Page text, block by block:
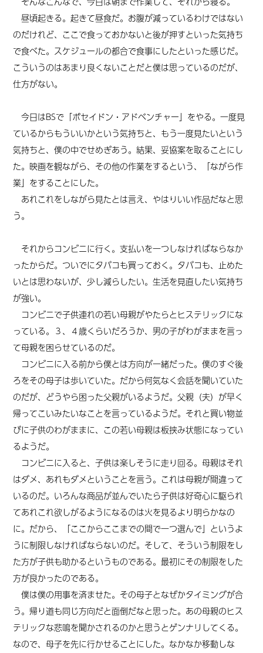
昼頃起きる。起きて昼食だ。お腹が減っているわけではない
のだけれど、ここで食っておかないと後が押すといった気持ち
で食べた。スケジュールの都合で食事にしたといった感じだ。
こういうのはあまり良くないことだと僕は思っているのだが、
仕方がない。
今日はBSで「ポセイドン・アドベンチャー」をやる。一度見
ているからもういいかという気持ちと、もう一度見たいという
気持ちと、僕の中でせめぎあう。結果、妥協案を取ることにし
た。映画を観ながら、その他の作業をするという、「ながら作
業」をすることにした。
あれこれをしながら見たとは言え、やはりいい作品だなと思
う。
それからコンビニに行く。支払いを一つしなければならなか
ったからだ。ついでにタバコも買っておく。タバコも、止めた
いとは思わないが、少し減らしたい。生活を見直したい気持ち
が強い。
コンビニで子供連れの若い母親がやたらとヒステリックにな
っている。３、４歳くらいだろうか、男の子がわがままを言っ
て母親を困らせているのだ。
コンビニに入る前から僕とは方向が一緒だった。僕のすぐ後
ろをその母子は歩いていた。だから何気なく会話を聞いていた
のだが、どうやら困った父親がいるようだ。父親（夫）が早く
帰ってこいみたいなことを言っているようだ。それと買い物並
びに子供のわがままに、この若い母親は板挟み状態になってい
るようだ。
コンビニに入ると、子供は楽しそうに走り回る。母親はそれ
はダメ、あれもダメということを言う。これは母親が間違って
いるのだ。いろんな商品が並んでいたら子供は好奇心に駆られ
てあれこれ欲しがるようになるのは火を見るより明らかなの
に。だから、「ここからここまでの間で一つ選んで」というよ
うに制限しなければならないのだ。そして、そういう制限をし
た方が子供も助かるというものである。最初にその制限をした
方が良かったのである。
僕は僕の用事を済ませた。その母子となぜかタイミングが合
う。帰り道も同じ方向だと面倒だなと思った。あの母親のヒス
テリックな悲鳴を聞かされるのかと思うとゲンナリしてくる。
なので、母子を先に行かせることにした。なかなか移動しな